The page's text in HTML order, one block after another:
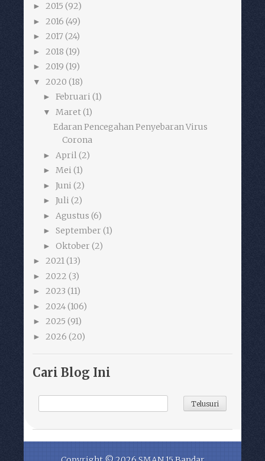
► 2015 (92)
► 2016 (49)
► 2017 (24)
► 2018 (19)
► 2019 (19)
▼ 2020 (18)
► Februari (1)
▼ Maret(1)
Edaran Pencegahan Penyebaran Virus
Corona
► April (2)
► Mei (1)
► Juni (2)
► Juli (2)
► Agustus (6)
► September (1)
► Oktober (2)
► 2021(13)
► 2022 (3)
► 2023 (11)
► 2024(106)
► 2025 (91)
► 2026 (20)
Cari Blog Ini